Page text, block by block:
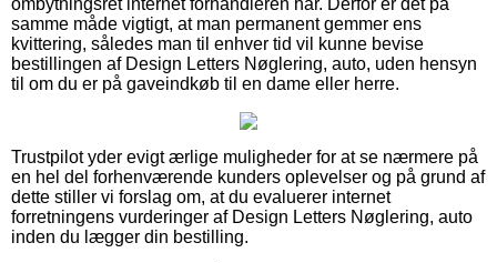
samme måde vigtigt, at man permanent gemmer ens
kvittering, således man til enhver tid vil kunne bevise
bestillingen af Design Letters Nøglering, auto, uden hensyn
til om du er på gaveindkøb til en dame eller herre.
Trustpilot yder evigt ærlige muligheder for at se nærmere på
en hel del forhenværende kunders oplevelser og på grund af
dette stiller vi forslag om, at du evaluerer internet
forretningens vurderinger af Design Letters Nøglering, auto
inden du lægger din bestilling.